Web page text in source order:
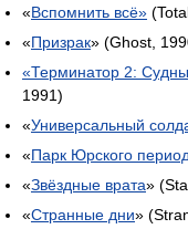
«Вспомнить всё»
«Призрак» (Ghost,
«Терминатор 2:
1991)
«Универсальный
«Парк Юрского
«Звёздные врата»
«Странные дни»